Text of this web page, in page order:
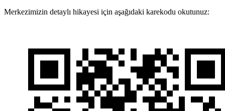
Merkezimizin detaylı hikayesi için aşağıdaki karekodu okutunuz: